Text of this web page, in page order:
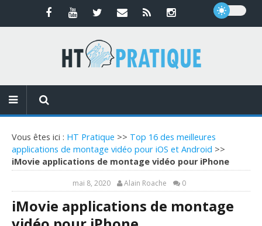
Vous êtes ici : HT Pratique >> Top 16 des meilleures
applications de montage vidéo pour iOS et Android >>
iMovie applications de montage vidéo pour iPhone
mai 8, 2020 Alain Roache 0
iMovie applications de montage